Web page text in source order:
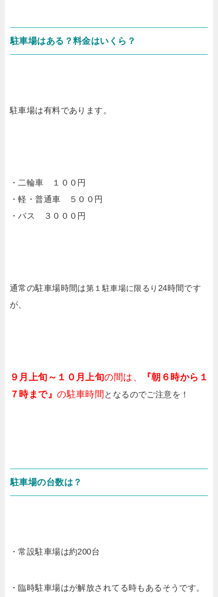
駐車場はある？料金はいくら？
駐車場は有料であります。
・二輪車 １００円
・軽・普通車 ５００円
・バス ３０００円
通常の駐車場時間は第１駐車場に限るり 24時間です
が、
９月上旬～１０月上旬の間は、
『朝６時から１
７時まで』の駐車時間 となるのでご注意を！
駐車場の台数は？
・常設駐車場は約200台
・臨時駐車場はが解放されてる時もあるそうです。